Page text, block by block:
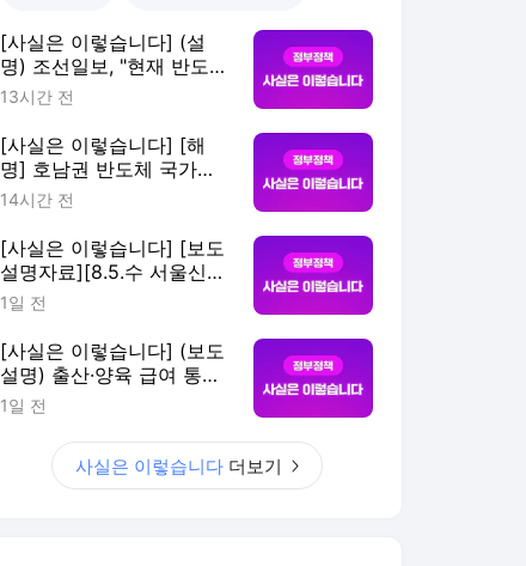
[사실은 이렇습니다] (설
명) 조선일보, "현재 반도체
기업들 주 52시간 예외 없
기사 등 관련
13시간 전
[사실은 이렇습니다] [해
명] 호남권 반도체 국가산
업단지는 관계기관 협의를
14시간 전
[사실은 이렇습니다] [보도
설명자료][8.5.수 서울신
문] 태어나면 3560만원...
1일 전
[사실은 이렇습니다] (보도
설명) 출산·양육 급여 통합
등에 관한 구체적인 내용은
1일 전
사실은 이렇습니다 더보기